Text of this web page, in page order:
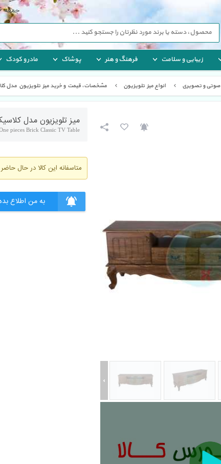
جمعه
زیبایی و سلامت فرهنگ و هنر پوشاک مادر و کودک
صوتی و تصویری انواع میز تلویزیون مشخصات، قیمت و خرید میز تلویزیون مدل
میز تلویزیون مدل
pieces Brick Classic TV Table
متاسفانه این کالا در حال
به من اطلاع